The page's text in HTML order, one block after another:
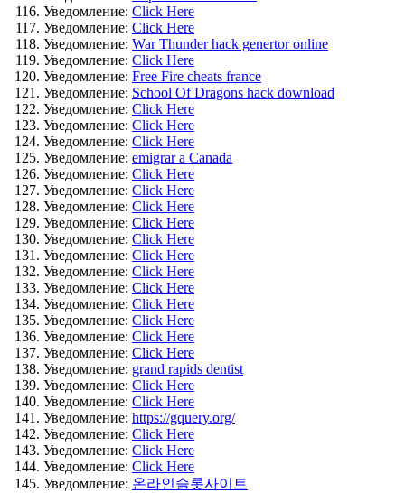
Уведомление: Click Here
Уведомление: Click Here
Уведомление: War Thunder hack genertor online
Уведомление: Click Here
Уведомление: Free Fire cheats france
Уведомление: School Of Dragons hack download
Уведомление: Click Here
Уведомление: Click Here
Уведомление: Click Here
Уведомление: emigrar a Canada
Уведомление: Click Here
Уведомление: Click Here
Уведомление: Click Here
Уведомление: Click Here
Уведомление: Click Here
Уведомление: Click Here
Уведомление: Click Here
Уведомление: Click Here
Уведомление: Click Here
Уведомление: Click Here
Уведомление: Click Here
Уведомление: Click Here
Уведомление: grand rapids dentist
Уведомление: Click Here
Уведомление: Click Here
Уведомление: https://gquery.org/
Уведомление: Click Here
Уведомление: Click Here
Уведомление: Click Here
Уведомление: 온라인슬롯사이트